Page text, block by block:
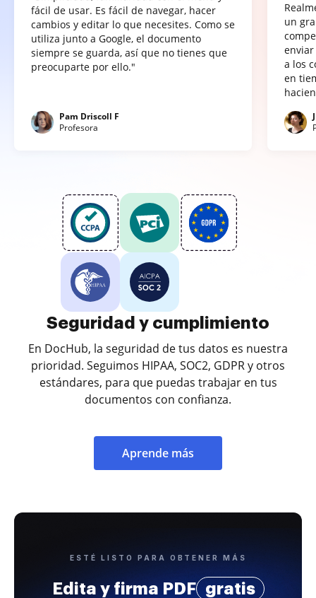
fácil de usar. Es fácil de navegar, hacer
cambios y editar lo que necesites. Como se
utiliza junto a Google, el documento
siempre se guarda, así que no tienes que
preocuparte por ello."
Pam Driscoll F
Profesora
un
a los
en
Seguridad y cumplimiento
En DocHub, la seguridad de tus datos es nuestra
prioridad. Seguimos HIPAA, SOC2, GDPR y otros
estándares, para que puedas trabajar en tus
documentos con confianza.
Aprende más
ESTÉ LISTO PARA OBTENER MÁS
Edita y firma PDF gratis